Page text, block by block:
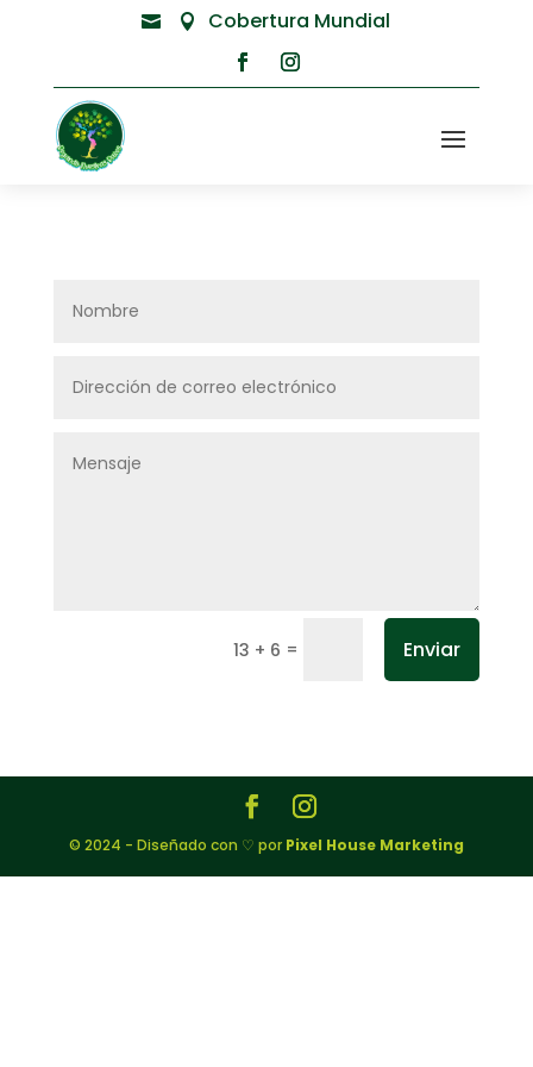
  Cobertura Mundial
13 + 6 = Enviar
© 2024 - Diseñado con ♡ por Pixel House Marketing